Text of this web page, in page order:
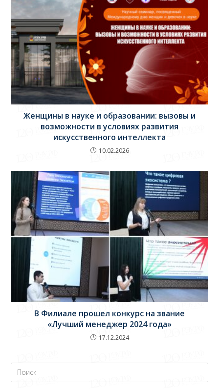
Женщины в науке и образовании: вызовы и
возможности в условиях развития
искусственного интеллекта
10.02.2026
В Филиале прошел конкурс на звание
«Лучший менеджер 2024 года»
17.12.2024